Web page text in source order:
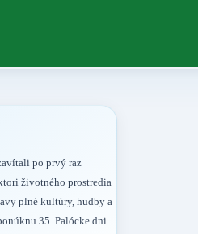
po prvý raz
životného prostredia
plné kultúry, hudby a
35. Palócke dni